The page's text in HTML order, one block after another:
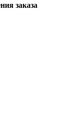
заказа